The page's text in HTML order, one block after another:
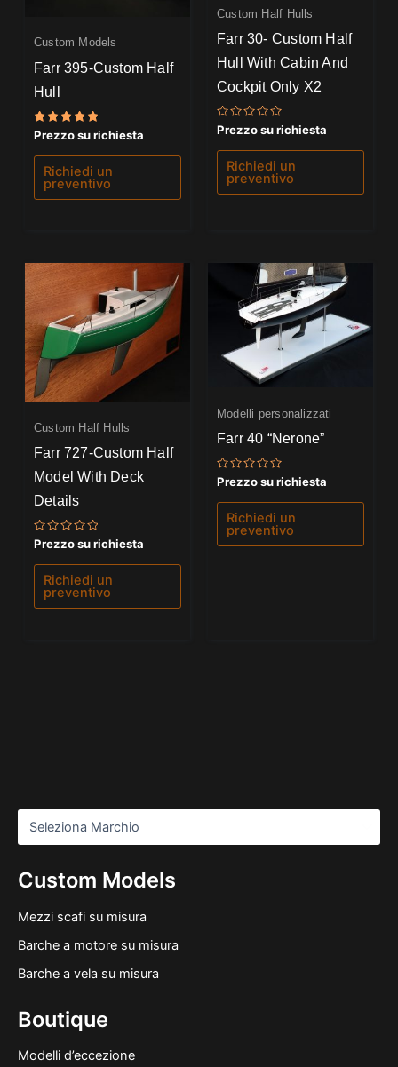
Custom Models
Mezzi scafi su misura
Barche a motore su misura
Barche a vela su misura
Boutique
Modelli d’eccezione
Custom Models
Farr 395-Custom Half
Hull
Valutato
5.00
su 5
Prezzo su richiesta
Richiedi un
preventivo
Custom Half Hulls
Farr 30- Custom Half
Hull With Cabin And
Cockpit Only X2
Valutato
0
su
Prezzo su richiesta
Richiedi un
preventivo
Custom Half Hulls
Farr 727-Custom Half
Model With Deck
Details
Valutato
su
Prezzo su richiesta
Richiedi un
preventivo
Modelli personalizzati
Farr 40 “Nerone”
Valutato
0
su
Prezzo su richiesta
Richiedi un
preventivo